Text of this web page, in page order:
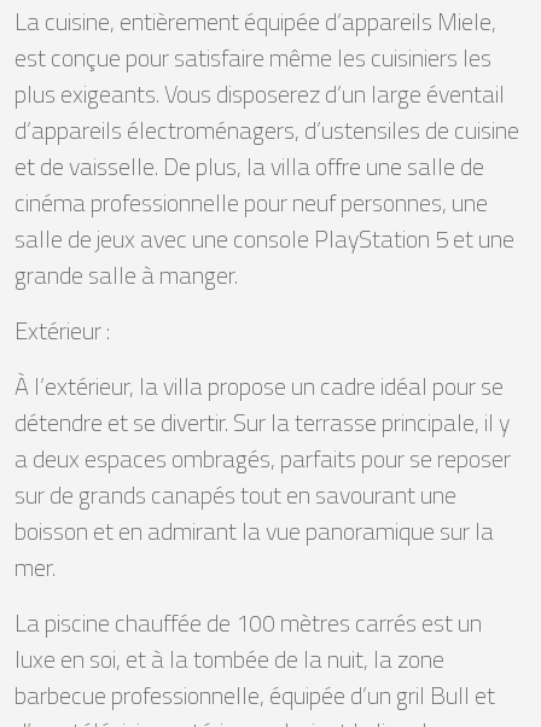
La cuisine, entièrement équipée d’appareils Miele,
est conçue pour satisfaire même les cuisiniers les
plus exigeants. Vous disposerez d’un large éventail
d’appareils électroménagers, d’ustensiles de cuisine
et de vaisselle. De plus, la villa offre une salle de
cinéma professionnelle pour neuf personnes, une
salle de jeux avec une console PlayStation 5 et une
grande salle à manger.
Extérieur :
À l’extérieur, la villa propose un cadre idéal pour se
détendre et se divertir. Sur la terrasse principale, il y
a deux espaces ombragés, parfaits pour se reposer
sur de grands canapés tout en savourant une
boisson et en admirant la vue panoramique sur la
mer.
La piscine chauffée de 100 mètres carrés est un
luxe en soi, et à la tombée de la nuit, la zone
barbecue professionnelle, équipée d’un gril Bull et